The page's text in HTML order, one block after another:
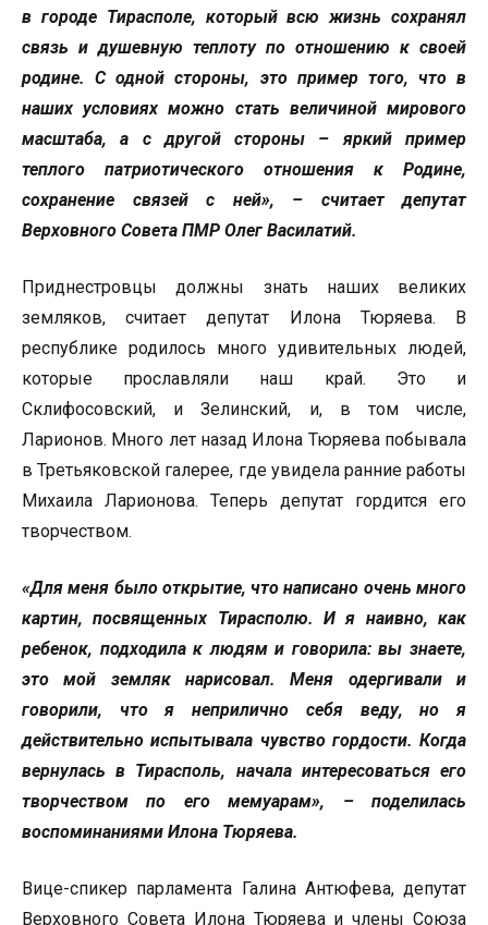
в городе Тирасполе, который всю жизнь сохранял
связь и душевную теплоту по отношению к своей
родине. С одной стороны, это пример того, что в
наших условиях можно стать величиной мирового
масштаба, а с другой стороны – яркий пример
теплого патриотического отношения к Родине,
сохранение связей с ней», – считает депутат
Верховного Совета ПМР Олег Василатий.
Приднестровцы должны знать наших великих
земляков, считает депутат Илона Тюряева. В
республике родилось много удивительных людей,
которые прославляли наш край. Это и
Склифосовский, и Зелинский, и, в том числе,
Ларионов. Много лет назад Илона Тюряева побывала
в Третьяковской галерее, где увидела ранние работы
Михаила Ларионова. Теперь депутат гордится его
творчеством.
«Для меня было открытие, что написано очень много
картин, посвященных Тирасполю. И я наивно, как
ребенок, подходила к людям и говорила: вы знаете,
это мой земляк нарисовал. Меня одергивали и
говорили, что я неприлично себя веду, но я
действительно испытывала чувство гордости. Когда
вернулась в Тирасполь, начала интересоваться его
творчеством по его мемуарам», – поделилась
воспоминаниями Илона Тюряева.
Вице-спикер парламента Галина Антюфева, депутат
Верховного Совета Илона Тюряева и члены Союза